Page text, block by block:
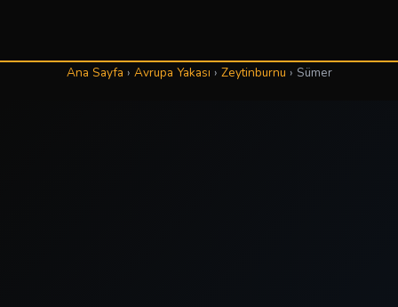
Ana Sayfa › Avrupa Yakası › Zeytinburnu › Sümer